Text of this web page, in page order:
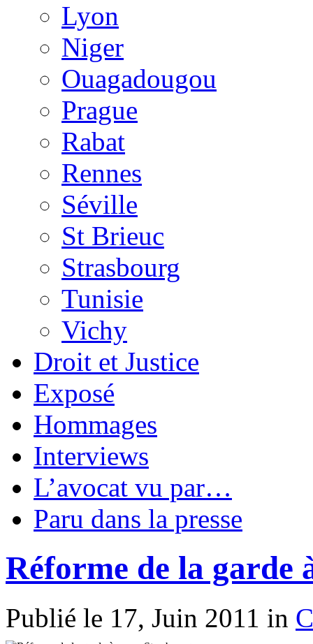
Lyon
Niger
Ouagadougou
Prague
Rabat
Rennes
Séville
St Brieuc
Strasbourg
Tunisie
Vichy
Droit et Justice
Exposé
Hommages
Interviews
L’avocat vu par…
Paru dans la presse
Réforme de la garde
Publié le 17, Juin 2011 in